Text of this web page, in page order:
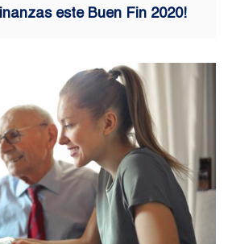
este Buen Fin 2020!